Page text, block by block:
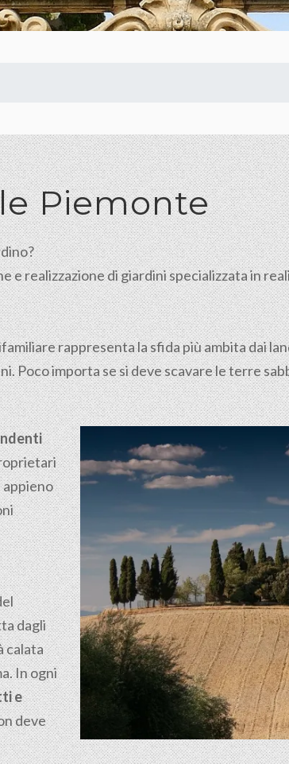
Piemonte
e realizzazione di giardini specializzata in
rappresenta la sfida più ambita dai
Poco importa se si deve scavare le terre
dagli
calata
In ogni
e
deve